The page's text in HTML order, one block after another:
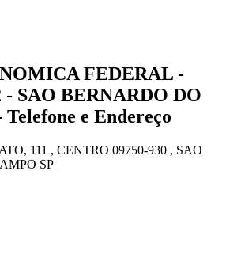
FEDERAL -
- SAO BERNARDO DO
e Endereço
111 , CENTRO 09750-930 , SAO
SP